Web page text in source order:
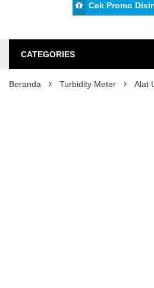
Cek Promo
CATEGORIES
Beranda Turbidity Meter Alat